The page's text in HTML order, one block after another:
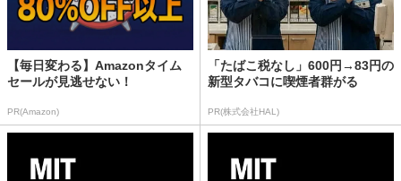
【毎日変わる】Amazonタイム
セールが見逃せない！
PR(Amazon)
「たばこ税なし」600円→83円の
新型タバコに喫煙者群がる
PR(株式会社HAL)